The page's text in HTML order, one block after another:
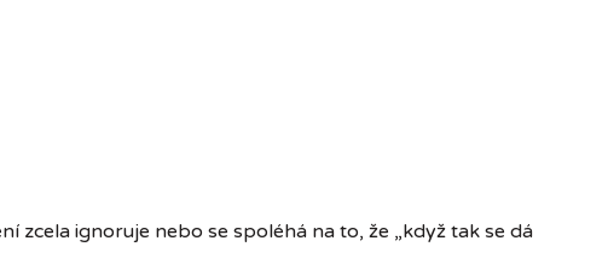
zcela ignoruje nebo se spoléhá na to, že „když tak se dá